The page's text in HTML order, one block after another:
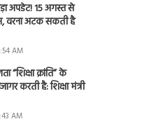
अपडेट! 15 अगस्त से
वरना अटक सकती है
AM
“शिक्षा क्रांति” के
करती है: शिक्षा मंत्री
AM